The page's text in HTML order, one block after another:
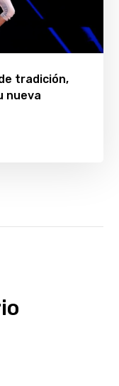
tradición,
nueva